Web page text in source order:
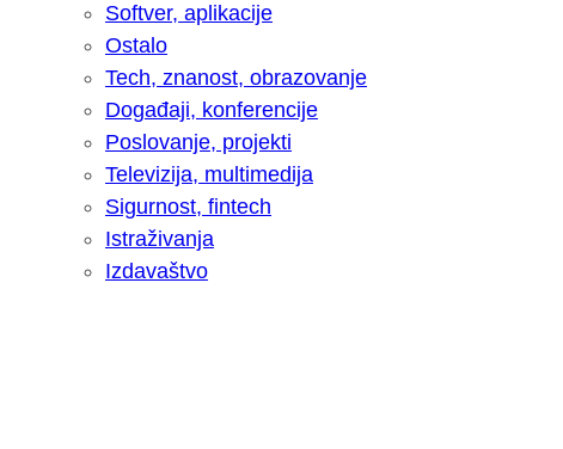
Softver, aplikacije
Ostalo
Tech, znanost, obrazovanje
Događaji, konferencije
Poslovanje, projekti
Televizija, multimedija
Sigurnost, fintech
Istraživanja
Izdavaštvo